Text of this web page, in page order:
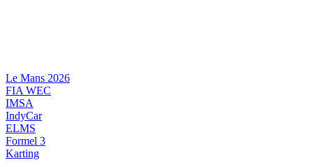
Le Mans 2026
FIA WEC
IMSA
IndyCar
ELMS
Formel 3
Karting